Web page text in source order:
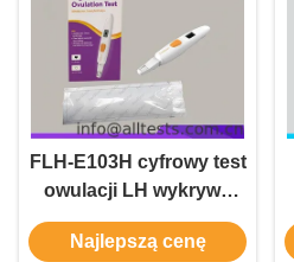
FLH-E103H cyfrowy test
owulacji LH wykrywa
wzrost LH w moczu
Najlepszą cenę